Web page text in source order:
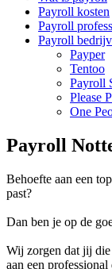
Payroll kosten
Payroll
Payroll
Payper
Tentoo
Payroll
Please
One
Payroll
Behoefte aan een
past?
Dan ben je op de
Wij zorgen dat jij
aan een